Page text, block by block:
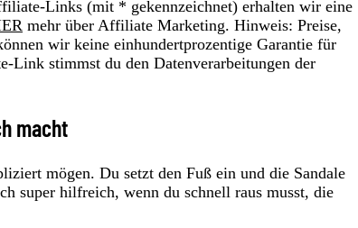
Links (mit * gekennzeichnet) erhalten wir eine
mehr über Affiliate Marketing. Hinweis: Preise,
wir keine einhundertprozentige Garantie für
stimmst du den Datenverarbeitungen der
macht
mögen. Du setzt den Fuß ein und die Sandale
super hilfreich, wenn du schnell raus musst, die